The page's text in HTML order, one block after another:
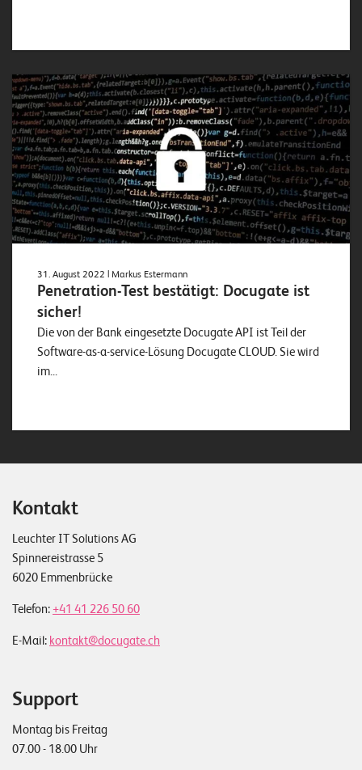
31. August 2022 | Markus Estermann
Penetration-Test bestätigt: Docugate ist
sicher!
Die von der Bank eingesetzte Docugate API ist Teil der
Software-as-a-service-Lösung Docugate CLOUD. Sie wird
im...
Kontakt
Leuchter IT Solutions AG
Spinnereistrasse 5
6020 Emmenbrücke
Telefon: +41 41 226 50 60
E-Mail: kontakt@docugate.ch
Support
Montag bis Freitag
07.00 - 18.00 Uhr